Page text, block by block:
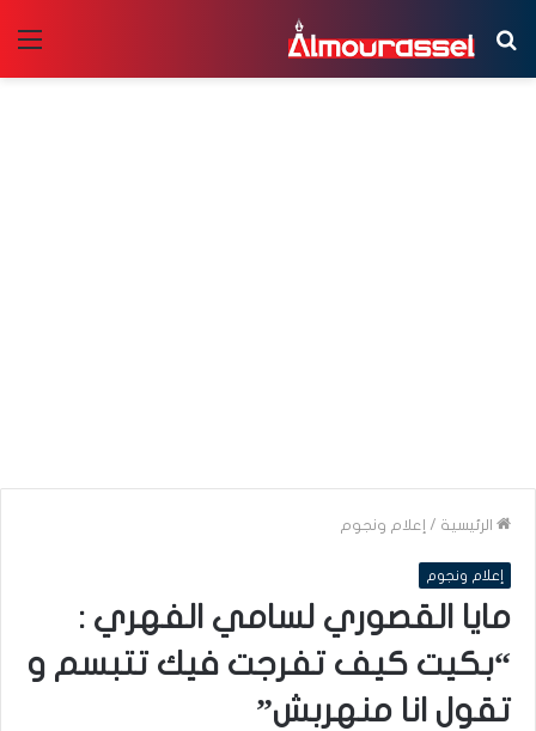
بحث
عن
الرئيسية / إعلام ونجوم
إعلام ونجوم
مايا القصوري لسامي الفهري :
“بكيت كيف تفرجت فيك تتبسم و
تقول انا منهربش”